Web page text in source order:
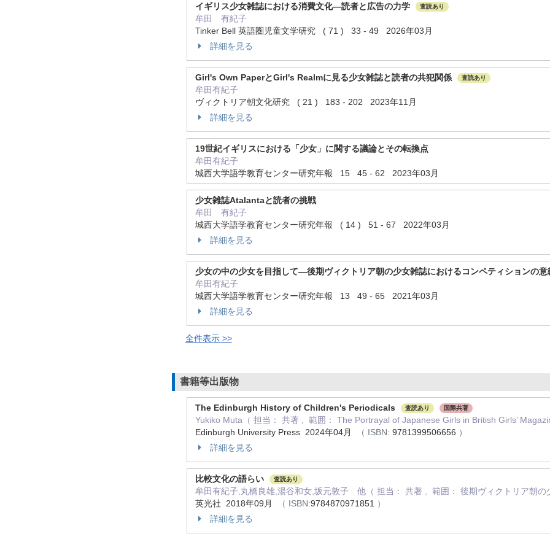
イギリス少女雑誌における消費文化―読者と広告の力学 査読あり
牟田 有紀子
Tinker Bell 英語圏児童文学研究 ( 71 ) 33 - 49 2026年03月
詳細を見る
Girl's Own PaperとGirl's Realmに見る少女雑誌と読者の共犯関係 査読あり
牟田有紀子
ヴィクトリア朝文化研究 ( 21 ) 183 - 202 2023年11月
詳細を見る
19世紀イギリスにおける「少女」に関する議論とその転換点
牟田有紀子
城西大学語学教育センター研究年報 15 45 - 62 2023年03月
少女雑誌Atalantaと読者の挑戦
牟田 有紀子
城西大学語学教育センター研究年報 ( 14 ) 51 - 67 2022年03月
詳細を見る
少女の中の少女を目指して―後期ヴィクトリア朝の少女雑誌におけるコンペティションの意
牟田有紀子
城西大学語学教育センター研究年報 13 49 - 65 2021年03月
詳細を見る
全件表示 >>
書籍等出版物
The Edinburgh History of Children's Periodicals 査読あり 国際共著
Yukiko Muta（ 担当： 共著 , 範囲： The Portrayal of Japanese Girls in British Girls’
Edinburgh University Press 2024年04月
（ ISBN: 9781399506656 ）
詳細を見る
比較文化の語らい 査読あり
牟田有紀子,丸橋良雄,湯谷和女,坂元敦子 他（ 担当： 共著 , 範囲： 後期ヴィクトリア朝の
英光社 2018年09月
（ ISBN:9784870971851 ）
詳細を見る